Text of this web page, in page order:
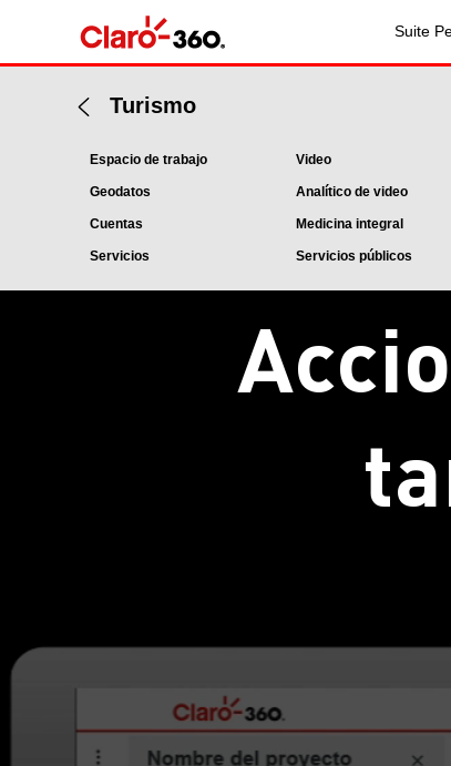
Suite
Turismo
Espacio de trabajo
Geodatos
Cuentas
Servicios
Video
Analítico de video
Medicina integral
Servicios públicos